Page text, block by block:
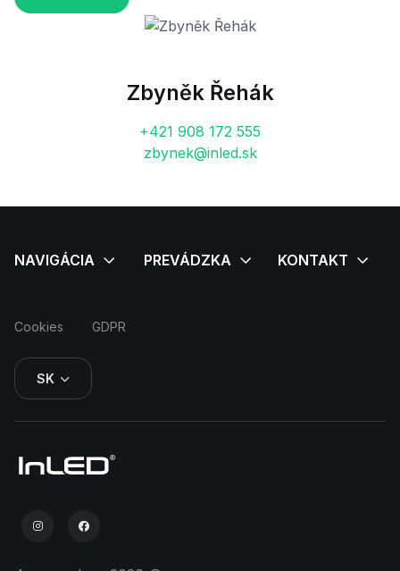
Zbyněk Řehák
+421 908 172 555
zbynek@inled.sk
Cookies GDPR
SK